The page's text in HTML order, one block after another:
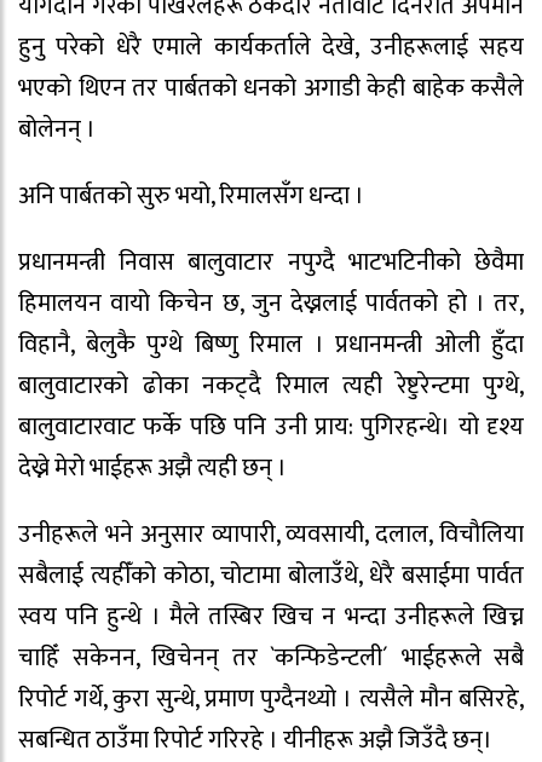
हुनु परेको धेरै एमाले कार्यकर्ताले देखे, उनीहरूलाई सहय
भएको थिएन तर पार्बतको धनको अगाडी केही बाहेक कसैले
बोलेनन् ।
अनि पार्बतको सुरु भयो, रिमालसँग धन्दा ।
प्रधानमन्त्री निवास बालुवाटार नपुग्दै भाटभटिनीको छेवैमा
हिमालयन वायो किचेन छ, जुन देख्नलाई पार्वतको हो । तर,
विहानै, बेलुकै पुग्थे बिष्णु रिमाल । प्रधानमन्त्री ओली हुँदा
बालुवाटारको ढोका नकट्दै रिमाल त्यही रेष्टुरेन्टमा पुग्थे,
बालुवाटारवाट फर्के पछि पनि उनी प्राय: पुगिरहन्थे। यो दृश्य
देख्ने मेरो भाईहरू अझै त्यही छन् ।
उनीहरूले भने अनुसार व्यापारी, व्यवसायी, दलाल, विचौलिया
सबैलाई त्यहीँको कोठा, चोटामा बोलाउँथे, धेरै बसाईमा पार्वत
स्वय पनि हुन्थे । मैले तस्बिर खिच न भन्दा उनीहरूले खिच्न
चाहिँ सकेनन, खिचेनन् तर `कन्फिडेन्टली´ भाईहरूले सबै
रिपोर्ट गर्थे, कुरा सुन्थे, प्रमाण पुग्दैनथ्यो । त्यसैले मौन बसिरहे,
सबन्धित ठाउँमा रिपोर्ट गरिरहे । यीनीहरू अझै जिउँदै छन्।